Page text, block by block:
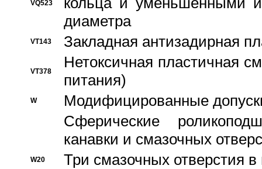
VQ523
диаметра
VT143 Закладная антизадирная
VT378
Нетоксичная пластичная
питания)
W
Модифицированные
Сферические
канавки и смазочных
W20 Три смазочных отверстия